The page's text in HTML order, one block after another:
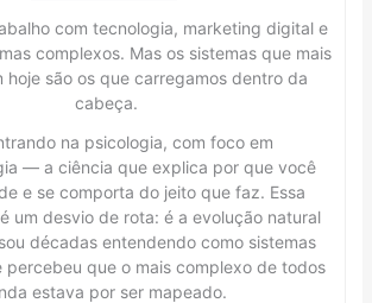
com tecnologia, marketing digital e
complexos. Mas os sistemas que mais
hoje são os que carregamos dentro da
cabeça.
na psicologia, com foco em
— a ciência que explica por que você
e se comporta do jeito que faz. Essa
um desvio de rota: é a evolução natural
décadas entendendo como sistemas
que o mais complexo de todos
estava por ser mapeado.